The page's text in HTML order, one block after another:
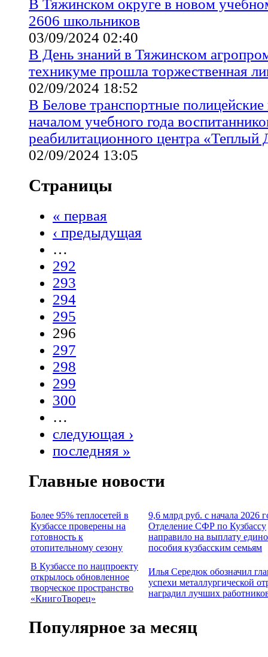
В Тяжинском округе в новом
2606 школьников
03/09/2024 02:40
В День знаний в Тяжинском
техникуме прошла торжественная
02/09/2024 18:52
В Белове транспортные полицейские
началом учебного года
реабилитационного центра «Теплый
02/09/2024 13:05
Страницы
« первая
‹ предыдущая
…
292
293
294
295
296
297
298
299
300
…
следующая ›
последняя »
Главные новости
Более 95% теплосетей в
Кузбассе проверены на
готовность к
отопительному сезону
9,6 млрд руб. с начала 2026
Отделение СФР по Кузбассу
направило на выплату
пособия кузбасским семьям
В Кузбассе по нацпроекту
открылось обновленное
творческое пространство
«КнигоТворец»
Илья Середюк обозначил
успехи металлургической
наградил лучших
Популярное за месяц